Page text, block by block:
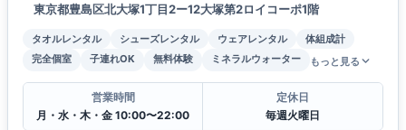
東京都豊島区北大塚1丁目2ー12大塚第2ロイコーポ1階
タオルレンタル シューズレンタル ウェアレンタル
体組成計
完全個室
子連れOK 無料体験 ミネラルウォーター もっと見る
営業時間
月・水・木・金 10:00〜22:00
定休日
毎週火曜日